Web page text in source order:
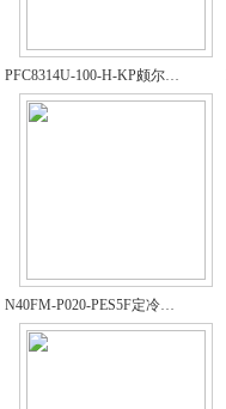
PFC8314U-100-H-KP颇尔滤油机
N40FM-P020-PES5F定冷水滤芯